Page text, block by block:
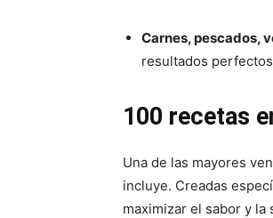
Carnes, pescados,
resultados
100 recetas
Una de las mayores
incluye. Creadas
maximizar el sabor y